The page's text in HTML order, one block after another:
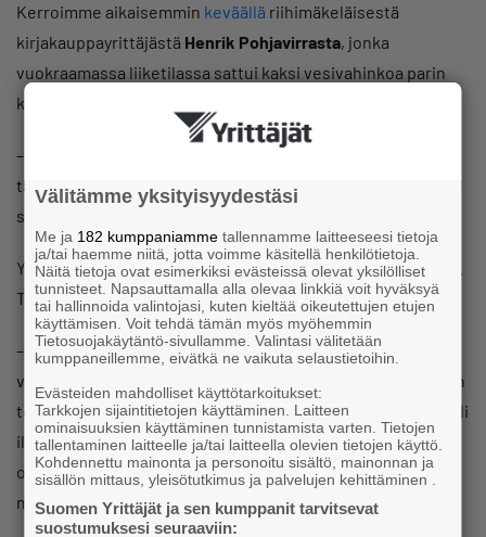
Kerroimme aikaisemmin keväällä riihimäkeläisestä
kirjakauppayrittäjästä Henrik Pohjavirrasta, jonka
vuokraamassa liiketilassa sattui kaksi vesivahinkoa parin
kuukauden sisällä.
– Minulla ei ollut keskeytysvakuutusta. Näin jälkiviisaana
täytyy sanoa, että olisi ehdottomasti pitänyt olla. Nyt olen
sellaisen hankkinut, Pohjavirta kertoo.
Yrittäjä muutti kevään aikana lähellä sijaitsevaan liiketilaan.
Toimintaa ei keskeytetty vesivahingon tai muuton takia.
– Omalta osaltani kaikki sujui lopulta hyvin. Toki korvaus
vakuutusyhtiöstä olisi varmasti tullut nopeammin, jos olisin
tehnyt heti perusteellisen selvityksen vahingoista. Niitä tuli
ilmi hiljalleen. Korvauksen määrä oli tyydyttävä, mutta toki
omavastuu aina kirpaisee. Eikä ylimääräistä vaivaa voi
mitata koskaan rahalla.
Välitämme yksityisyydestäsi
Me ja 182 kumppaniamme tallennamme laitteeseesi tietoja
ja/tai haemme niitä, jotta voimme käsitellä henkilötietoja.
Näitä tietoja ovat esimerkiksi evästeissä olevat yksilölliset
tunnisteet. Napsauttamalla alla olevaa linkkiä voit hyväksyä
tai hallinnoida valintojasi, kuten kieltää oikeutettujen etujen
käyttämisen. Voit tehdä tämän myös myöhemmin
Tietosuojakäytäntö-sivullamme. Valintasi välitetään
kumppaneillemme, eivätkä ne vaikuta selaustietoihin.
Evästeiden mahdolliset käyttötarkoitukset:
Tarkkojen sijaintitietojen käyttäminen. Laitteen
ominaisuuksien käyttäminen tunnistamista varten. Tietojen
tallentaminen laitteelle ja/tai laitteella olevien tietojen käyttö.
Kohdennettu mainonta ja personoitu sisältö, mainonnan ja
sisällön mittaus, yleisötutkimus ja palvelujen kehittäminen .
Suomen Yrittäjät ja sen kumppanit tarvitsevat
suostumuksesi seuraaviin: